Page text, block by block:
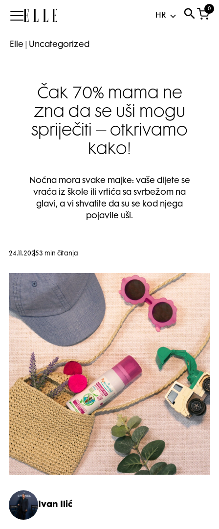
Elle
0
Elle Uncategorized
Čak 70% mama ne
zna da se uši mogu
spriječiti – otkrivamo
kako!
Noćna mora svake majke: vaše dijete se
vraća iz škole ili vrtića sa svrbežom na
glavi, a vi shvatite da su se kod njega
pojavile uši.
24.11.20253 min čitanja
Ivan Ilić